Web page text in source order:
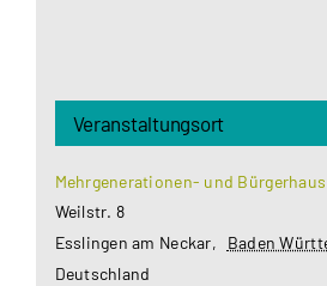
Veranstaltungsort
Mehrgenerationen- und
Weilstr. 8
Esslingen am Neckar, Baden
Deutschland